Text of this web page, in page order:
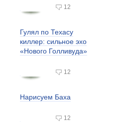
12
Гулял по Техасу
киллер: сильное эхо
«Нового Голливуда»
12
Нарисуем Баха
12